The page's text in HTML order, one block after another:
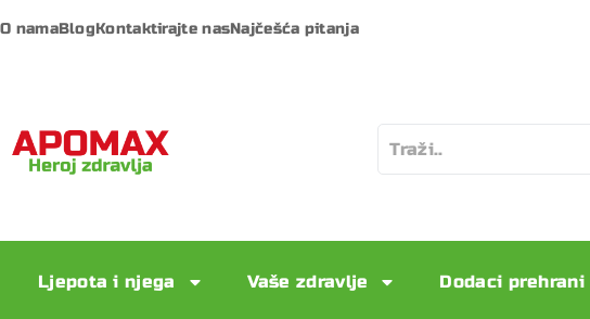
O namaBlogKontaktirajte nasNajčešća pitanja
Ljepota i njega Vaše zdravlje Dodaci prehrani